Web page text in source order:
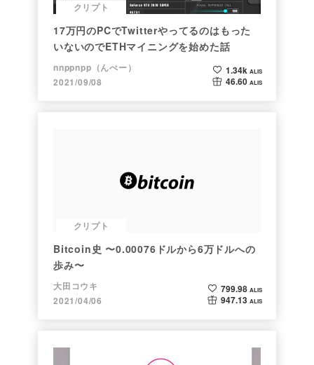
クリプト
17万円のPCでTwitterやってるのはもった
いないのでETHマイニングを始めた話
nnppnpp（んぺー）
2021/09/08
1.34k ALIS
46.60 ALIS
クリプト
Bitcoin史 〜0.00076ドルから6万ドルへの
歩み〜
大田コウキ
2021/04/06
799.98 ALIS
947.13 ALIS